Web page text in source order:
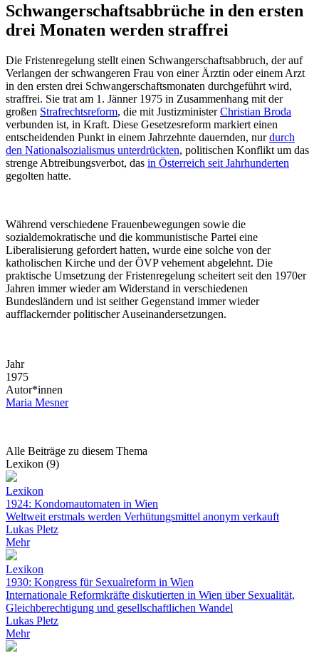
Schwangerschaftsabbrüche in den ersten
drei Monaten werden straffrei
Die Fristenregelung stellt einen Schwangerschaftsabbruch, der auf
Verlangen der schwangeren Frau von einer Ärztin oder einem Arzt
in den ersten drei Schwangerschaftsmonaten durchgeführt wird,
straffrei. Sie trat am 1. Jänner 1975 in Zusammenhang mit der
großen Strafrechtsreform, die mit JustizministerChristian Broda
verbunden ist, in Kraft. Diese Gesetzesreform markiert einen
entscheidenden Punkt in einem Jahrzehnte dauernden, nurdurch
den Nationalsozialismus unterdrückten, politischen Konflikt um das
strenge Abtreibungsverbot, das in Österreich seit Jahrhunderten
gegolten hatte.
Während verschiedene Frauenbewegungen sowie die
sozialdemokratische und die kommunistische Partei eine
Liberalisierung gefordert hatten, wurde eine solche von der
katholischen Kirche und der ÖVP vehement abgelehnt. Die
praktische Umsetzung der Fristenregelung scheitert seit den 1970er
Jahren immer wieder am Widerstand in verschiedenen
Bundesländern und ist seither Gegenstand immer wieder
aufflackernder politischer Auseinandersetzungen.
Jahr
1975
Autor*innen
Maria Mesner
Alle Beiträge zu diesem Thema
Lexikon (9)
Lexikon
1924: Kondomautomaten in Wien
Weltweit erstmals werden Verhütungsmittel anonym verkauft
Lukas Pletz
Mehr
Lexikon
1930: Kongress für Sexualreform in Wien
Internationale Reformkräfte diskutierten in Wien über Sexualität,
Gleichberechtigung und gesellschaftlichen Wandel
Lukas Pletz
Mehr